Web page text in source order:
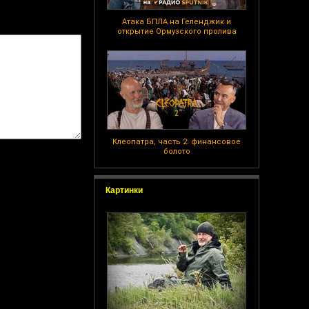
Атака БПЛА на Геленджик и
открытие Ормузского пролива
Клеопатра, часть 2: финансовое
болото
Картинки